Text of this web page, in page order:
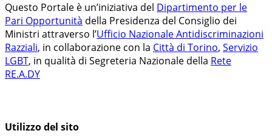
Questo Portale è un’iniziativa del Dipartimento per le
Pari Opportunità della Presidenza del Consiglio dei
Ministri attraverso l’Ufficio Nazionale Antidiscriminazioni
Razziali, in collaborazione con la Città di Torino, Servizio
LGBT, in qualità di Segreteria Nazionale della Rete
RE.A.DY
Utilizzo del sito